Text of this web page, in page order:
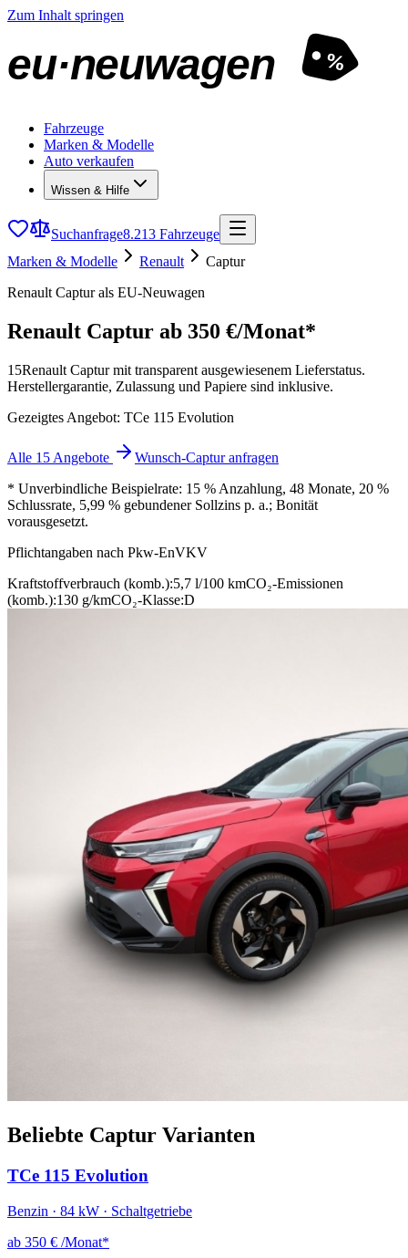
Zum Inhalt springen
eu·neuwagen %
Fahrzeuge
Marken & Modelle
Auto verkaufen
Wissen & Hilfe
Suchanfrage8.213 Fahrzeuge
Marken & Modelle
Renault
Captur
Renault Captur als EU-Neuwagen
Renault Captur ab 350 €/Monat*
15Renault Captur mit transparent ausgewiesenem Lieferstatus.
Herstellergarantie, Zulassung und Papiere sind inklusive.
Gezeigtes Angebot: TCe 115 Evolution
Alle 15 Angebote
Wunsch-Captur anfragen
* Unverbindliche Beispielrate: 15 % Anzahlung, 48 Monate, 20 %
Schlussrate, 5,99 % gebundener Sollzins p. a.; Bonität
vorausgesetzt.
Pflichtangaben nach Pkw-EnVKV
Kraftstoffverbrauch (komb.):5,7 l/100 kmCO₂-Emissionen
(komb.):130 g/kmCO₂-Klasse:D
Beliebte Captur Varianten
TCe 115 Evolution
Benzin · 84 kW · Schaltgetriebe
ab 350 € /Monat*